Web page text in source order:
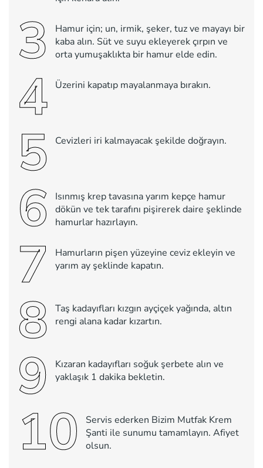
3
Hamur için; un, irmik, şeker, tuz ve mayayı bir
kaba alın. Süt ve suyu ekleyerek çırpın ve
orta yumuşaklıkta bir hamur elde edin.
4 Üzerini kapatıp mayalanmaya bırakın.
5 Cevizleri iri kalmayacak şekilde doğrayın.
6
Isınmış krep tavasına yarım kepçe hamur
dökün ve tek tarafını pişirerek daire şeklinde
hamurlar hazırlayın.
7
Hamurların pişen yüzeyine ceviz ekleyin ve
yarım ay şeklinde kapatın.
8
Taş kadayıfları kızgın ayçiçek yağında, altın
rengi alana kadar kızartın.
9
Kızaran kadayıfları soğuk şerbete alın ve
yaklaşık 1 dakika bekletin.
10
Servis ederken Bizim Mutfak Krem
Şanti ile sunumu tamamlayın. Afiyet
olsun.